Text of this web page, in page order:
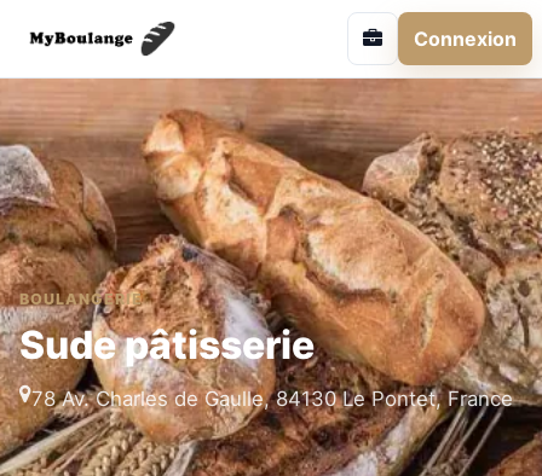
Connexion
BOULANGERIE
Sude pâtisserie
78 Av. Charles de Gaulle, 84130 Le Pontet, France